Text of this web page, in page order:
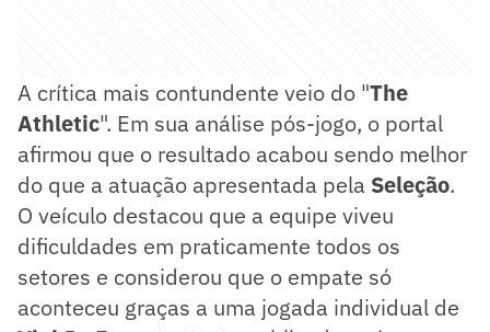
A crítica mais contundente veio do "The
Athletic". Em sua análise pós-jogo, o portal
afirmou que o resultado acabou sendo melhor
do que a atuação apresentada pela Seleção.
O veículo destacou que a equipe viveu
dificuldades em praticamente todos os
setores e considerou que o empate só
aconteceu graças a uma jogada individual de